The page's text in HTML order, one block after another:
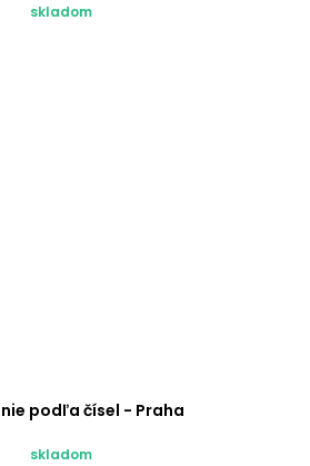
skladom
podľa čísel - Praha
skladom